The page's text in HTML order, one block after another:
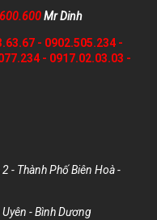
Mr Dinh
- 0902.505.234 -
- 0917.02.03.03 -
- Thành Phố Biên Hoà -
- Bình Dương